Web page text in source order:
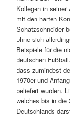
Kollegen in seiner
mit den harten
Schatzschneider
ohne sich
Beispiele für die
deutschen
dass zumindest
1970er und
beliefert wurden.
welches bis in die
Deutschlands